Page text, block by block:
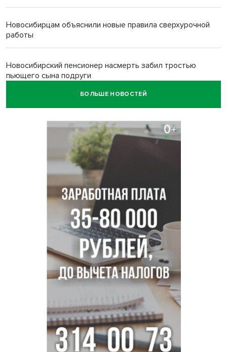
Новосибирцам объяснили новые правила сверхурочной
работы
Новосибирский пенсионер насмерть забил тростью
пьющего сына подруги
Площадь у Монумента Славы в Новосибирске пошла
Африканский врач поразил новосибирцев в травмпункте
Покрытие рулежных дорожек обновили в аэропорту
Толмачево по нацпроекту
В Новосибирске зафиксирован рост заболеваемости
энтеровирусной инфекцией
БОЛЬШЕ НОВОСТЕЙ